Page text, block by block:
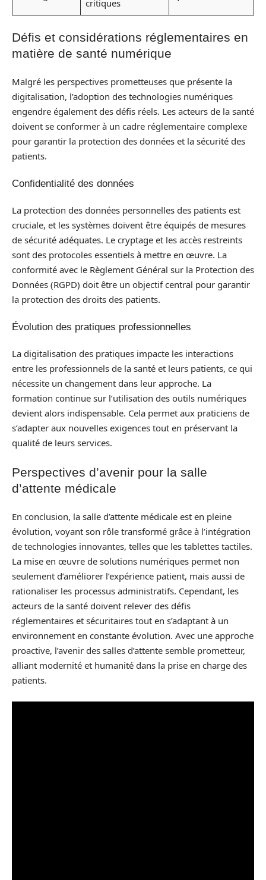
critiques
Défis et considérations réglementaires en
matière de santé numérique
Malgré les perspectives prometteuses que présente la
digitalisation, l’adoption des technologies numériques
engendre également des défis réels. Les acteurs de la santé
doivent se conformer à un cadre réglementaire complexe
pour garantir la protection des données et la sécurité des
patients.
Confidentialité des données
La protection des données personnelles des patients est
cruciale, et les systèmes doivent être équipés de mesures
de sécurité adéquates. Le cryptage et les accès restreints
sont des protocoles essentiels à mettre en œuvre. La
conformité avec le Règlement Général sur la Protection des
Données (RGPD) doit être un objectif central pour garantir
la protection des droits des patients.
Évolution des pratiques professionnelles
La digitalisation des pratiques impacte les interactions
entre les professionnels de la santé et leurs patients, ce qui
nécessite un changement dans leur approche. La
formation continue sur l’utilisation des outils numériques
devient alors indispensable. Cela permet aux praticiens de
s’adapter aux nouvelles exigences tout en préservant la
qualité de leurs services.
Perspectives d’avenir pour la salle
d’attente médicale
En conclusion, la salle d’attente médicale est en pleine
évolution, voyant son rôle transformé grâce à l’intégration
de technologies innovantes, telles que les tablettes tactiles.
La mise en œuvre de solutions numériques permet non
seulement d’améliorer l’expérience patient, mais aussi de
rationaliser les processus administratifs. Cependant, les
acteurs de la santé doivent relever des défis
réglementaires et sécuritaires tout en s’adaptant à un
environnement en constante évolution. Avec une approche
proactive, l’avenir des salles d’attente semble prometteur,
alliant modernité et humanité dans la prise en charge des
patients.